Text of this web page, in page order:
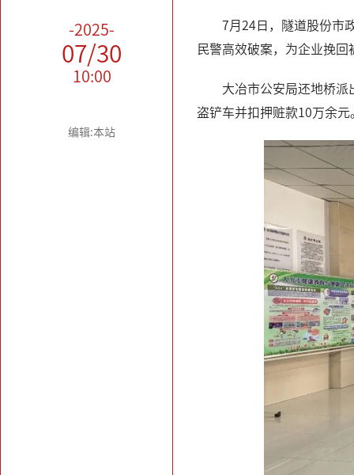
-2025-
07/30
10:00
编辑:本站
7月24日，隧道股份市
民警高效破案，为企业挽回
大冶市公安局还地桥
盗铲车并扣押赃款10万余元